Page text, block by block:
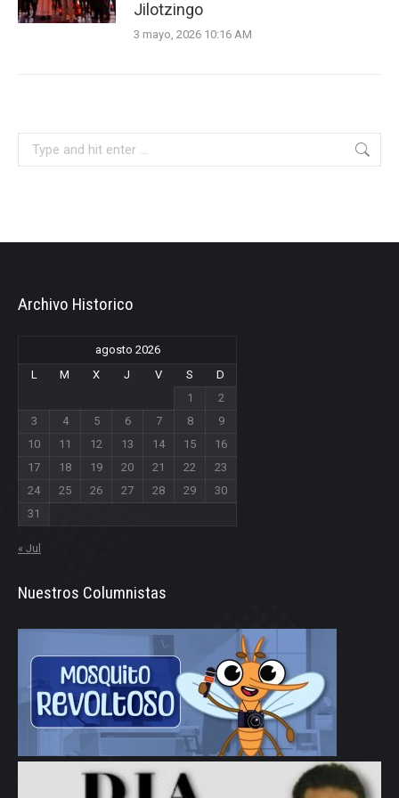
Jilotzingo
3 mayo, 2026 10:16 AM
Archivo Historico
agosto 2026
L
M X J V S
D
1
2
3
4 5 6 7 8
9
10
11 12 13 14 15
16
17
18 19 20 21 22
23
24
25 26 27 28 29
30
31
« Jul
Nuestros Columnistas